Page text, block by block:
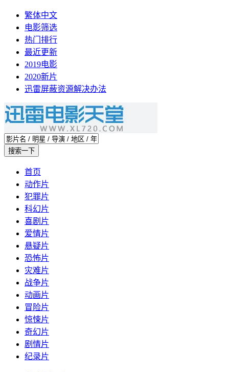
繁体中文
电影筛选
热门排行
最近更新
2019电影
2020新片
迅雷屏蔽资源解决办法
首页
动作片
犯罪片
科幻片
喜剧片
爱情片
悬疑片
恐怖片
灾难片
战争片
动画片
冒险片
惊悚片
奇幻片
剧情片
纪录片